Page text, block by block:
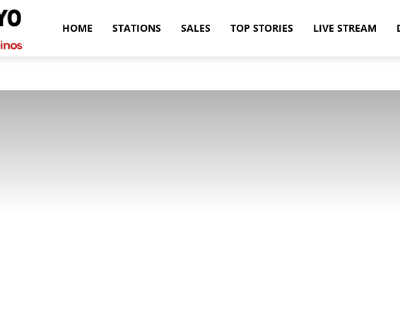
HOME STATIONS SALES TOP STORIES LIVE STREAM